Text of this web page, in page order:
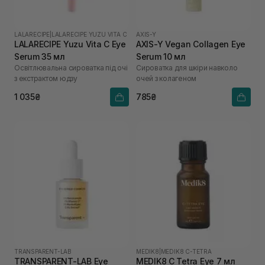
LALARECIPE LALARECIPE YUZU VITA C
LALARECIPE Yuzu Vita C Eye
Serum 35 мл
Освітлювальна сироватка під очі
з екстрактом юдзу
1 035₴
AXIS-Y
AXIS-Y Vegan Collagen Eye
Serum 10 мл
Сироватка для шкіри навколо
очей з колагеном
785₴
TRANSPARENT-LAB
TRANSPARENT-LAB Eye
MEDIK8 MEDIK8 C-TETRA
MEDIK8 C Tetra Eye 7 мл